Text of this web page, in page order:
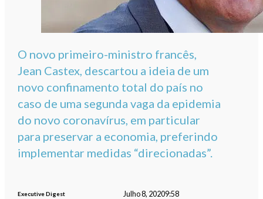
O novo primeiro-ministro francês,
Jean Castex, descartou a ideia de um
novo confinamento total do país no
caso de uma segunda vaga da epidemia
do novo coronavírus, em particular
para preservar a economia, preferindo
implementar medidas “direcionadas”.
Executive Digest Julho 8, 20209:58